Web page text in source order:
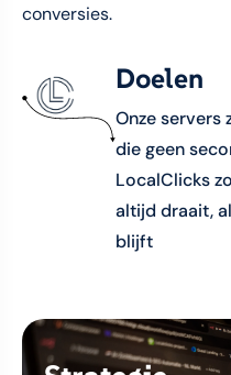
conversies.
Doelen
Onze servers
die geen
LocalClicks
altijd draait,
blijft